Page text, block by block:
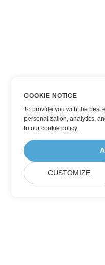
COOKIE NOTICE
To provide you with the best
personalization, analytics,
toour cookie policy.
CUSTOMIZE